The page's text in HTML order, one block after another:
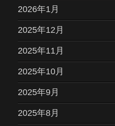
2026年1月
2025年12月
2025年11月
2025年10月
2025年9月
2025年8月